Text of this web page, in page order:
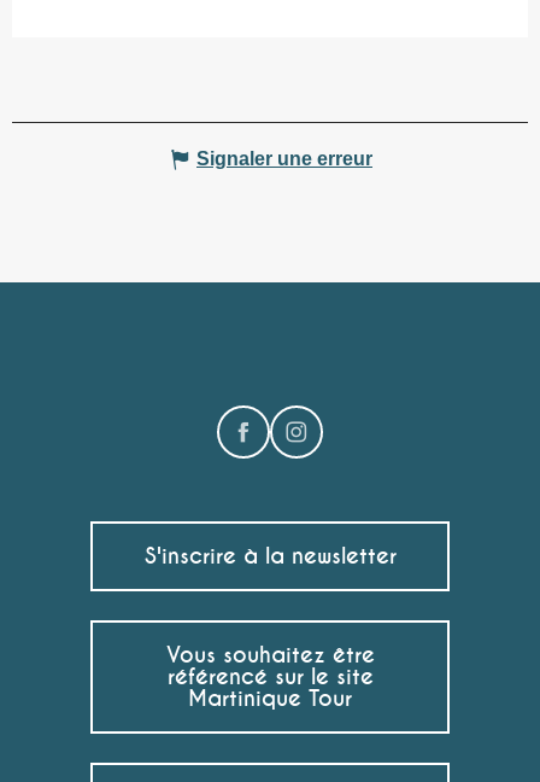
Signaler une erreur
S'inscrire à la newsletter
Vous souhaitez être
référencé sur le site
Martinique Tour